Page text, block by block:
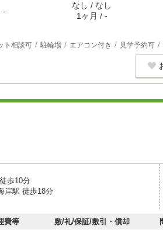
-
なし / なし
1ヶ月 / -
ト相談可 駐輪場 エアコン付き 見学予約可
歩10分
岸駅 徒歩18分
費等 敷/礼/保証/敷引・償却